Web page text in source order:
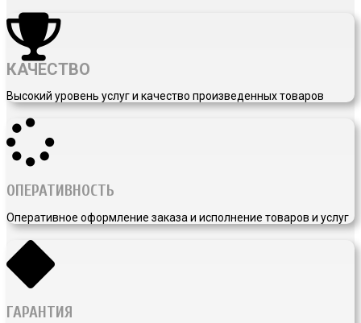
КАЧЕСТВО
Высокий уровень услуг и качество произведенных товаров
ОПЕРАТИВНОСТЬ
Оперативное оформление заказа и исполнение товаров и услуг
ГАРАНТИЯ